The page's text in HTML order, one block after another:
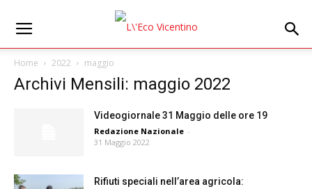
Home 2022 maggio
Archivi Mensili: maggio 2022
Videogiornale 31 Maggio delle ore 19
Redazione Nazionale -
31 Maggio 2022
Rifiuti speciali nell’area agricola: